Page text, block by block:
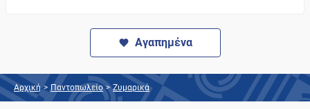
Αγαπημένα
Αρχική > Παντοπωλείο > Ζυμαρικά